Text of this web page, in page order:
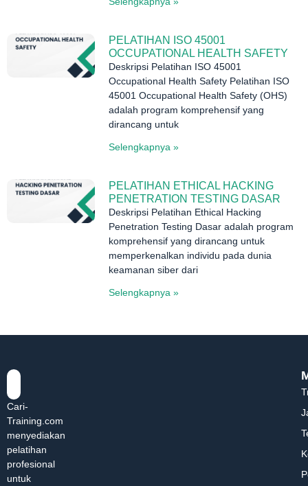
PELATIHAN ISO 45001
OCCUPATIONAL HEALTH SAFETY
Deskripsi Pelatihan ISO 45001
Occupational Health Safety Pelatihan ISO
45001 Occupational Health Safety (OHS)
adalah program komprehensif yang
dirancang untuk
Selengkapnya »
PELATIHAN ETHICAL HACKING
PENETRATION TESTING DASAR
Deskripsi Pelatihan Ethical Hacking
Penetration Testing Dasar adalah program
komprehensif yang dirancang untuk
memperkenalkan individu pada dunia
keamanan siber dari
Selengkapnya »
Cari-
Training.com
menyediakan
pelatihan
profesional
untuk